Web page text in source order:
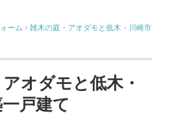
ーム › 雑木の庭・アオダモと低木・川崎市
オダモと低木・
戸建て